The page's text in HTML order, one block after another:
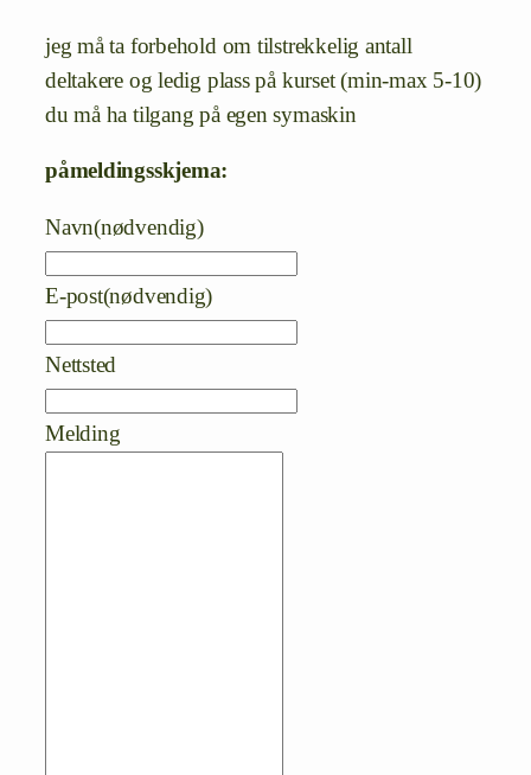
jeg må ta forbehold om tilstrekkelig antall
deltakere og ledig plass på kurset (min-max 5-10)
du må ha tilgang på egen symaskin
påmeldingsskjema:
Navn(nødvendig)
E-post(nødvendig)
Nettsted
Melding